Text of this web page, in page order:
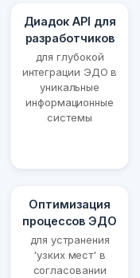
Диадок API для
разработчиков
для глубокой
интеграции ЭДО в
уникальные
информационные
системы
Оптимизация
процессов ЭДО
для устранения
'узких мест' в
согласовании